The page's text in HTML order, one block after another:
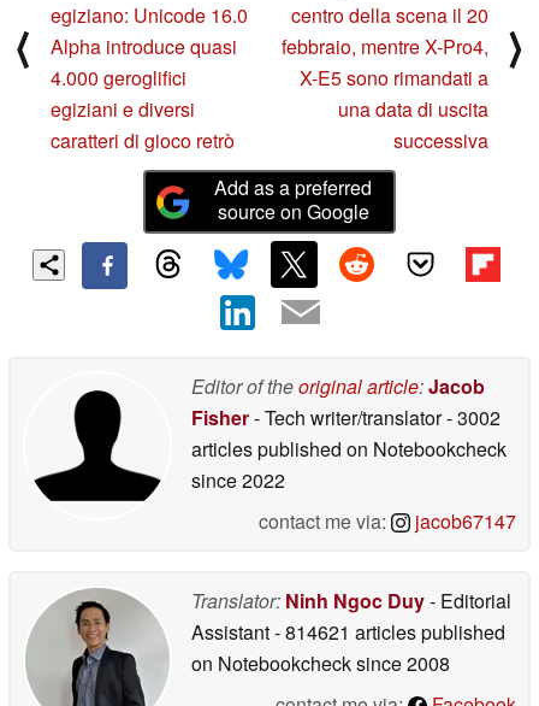
⟨
egiziano: Unicode 16.0
Alpha introduce quasi
4.000 geroglifici
egiziani e diversi
caratteri di gioco retrò
centro della scena il 20
febbraio, mentre X-Pro4,
X-E5 sono rimandati a
una data di uscita
successiva
⟩
Add as a preferred
source on Google
Editor of theoriginal article:Jacob
Fisher- Tech writer/translator- 3002
articles published on Notebookcheck
since 2022
contact me via:
jacob67147
Translator: Ninh Ngoc Duy- Editorial
Assistant- 814621 articles published
on Notebookchecksince 2008